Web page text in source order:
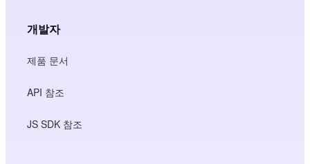
개발자
제품 문서
API 참조
JS SDK 참조